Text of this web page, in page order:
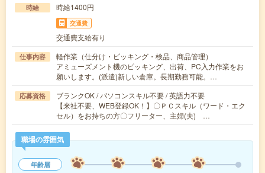
時給 時給1400円
交通費
交通費支給有り
仕事内容
軽作業（仕分け・ピッキング・検品、商品管理）
アミューズメント機のピッキング、出荷、PC入力作業をお
願いします。(派遣)新しい倉庫。長期勤務可能。…
応募資格
ブランクOK / パソコンスキル不要 / 英語力不要
【来社不要、WEB登録OK！】〇ＰＣスキル（ワード・エク
セル）をお持ちの方〇フリーター、主婦(夫) …
職場の雰囲気
年齢層